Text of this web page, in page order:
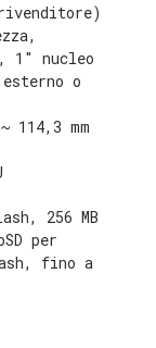
1″ nucleo
o
114,3 mm
256 MB
per
fino a